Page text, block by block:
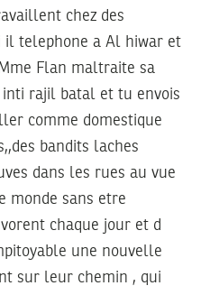
chez des
telephone a Al hiwar et
Flan maltraite sa
inti rajil batal et tu envois
comme domestique
bandits laches
dans les rues au vue
monde sans etre
chaque jour et d
une nouvelle
sur leur chemin , qui